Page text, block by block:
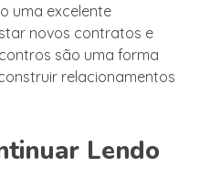
uma excelente
novos contratos e
são uma forma
relacionamentos
Lendo